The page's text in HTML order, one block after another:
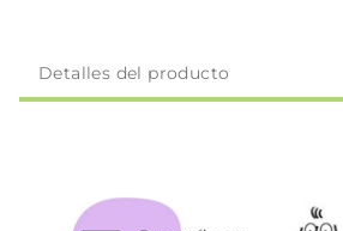
Detalles del producto